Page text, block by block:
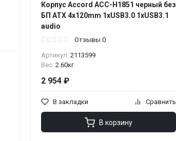
Корпус Accord ACC-H1851 черный без
БП ATX 4x120mm 1xUSB3.0 1xUSB3.1
audio
Отзывы 0
Артикул: 2113599
Вес: 2.60кг
2 954 ₽
В закладки Сравнить
В корзину